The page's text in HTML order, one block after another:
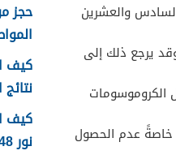
والعشرين
يرجع ذلك إلى
الكروموسومات
خاصةً عدم الحصول
كيف
نتائج
كيف
نور 1448